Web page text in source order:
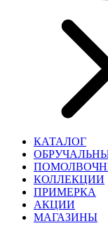
КАТАЛОГ
КОЛЛЕКЦИИ
ПРИМЕРКА
АКЦИИ
МАГАЗИНЫ